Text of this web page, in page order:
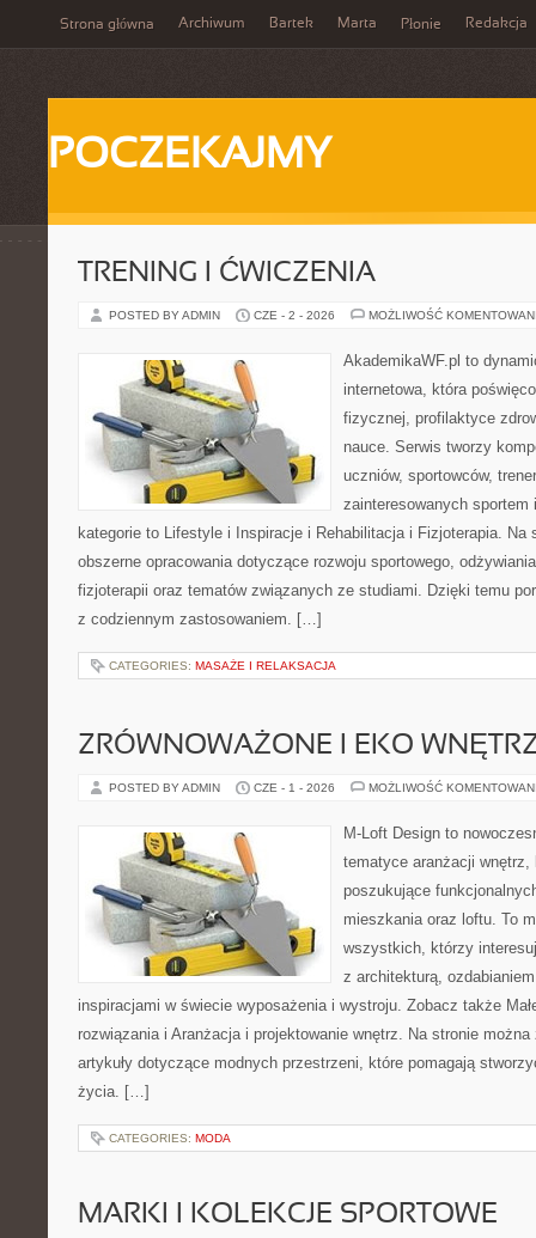
Strona główna Archiwum Bartek Marta Płonie Redakcja
POCZEKAJMY
TRENING I ĆWICZENIA
POSTED BY ADMIN CZE - 2 - 2026 MOŻLIWOŚĆ
AkademikaWF.pl to
internetowa, która
fizycznej, profilaktyce
nauce. Serwis tworzy
uczniów, sportowców,
zainteresowanych sportem
kategorie to Lifestyle i Inspiracje i Rehabilitacja i Fizjoterapia. Na
obszerne opracowania dotyczące rozwoju sportowego,
fizjoterapii oraz tematów związanych ze studiami. Dzięki temu
z codziennym zastosowaniem. […]
CATEGORIES: MASAŻE I RELAKSACJA
ZRÓWNOWAŻONE I EKO
POSTED BY ADMIN CZE - 1 - 2026 MOŻLIWOŚĆ
M-Loft Design to
tematyce aranżacji
poszukujące
mieszkania oraz loftu. To
wszystkich, którzy
z architekturą,
inspiracjami w świecie wyposażenia i wystroju. Zobacz także
rozwiązania i Aranżacja i projektowanie wnętrz. Na stronie
artykuły dotyczące modnych przestrzeni, które pomagają
życia. […]
CATEGORIES: MODA
MARKI I KOLEKCJE SPORTOWE